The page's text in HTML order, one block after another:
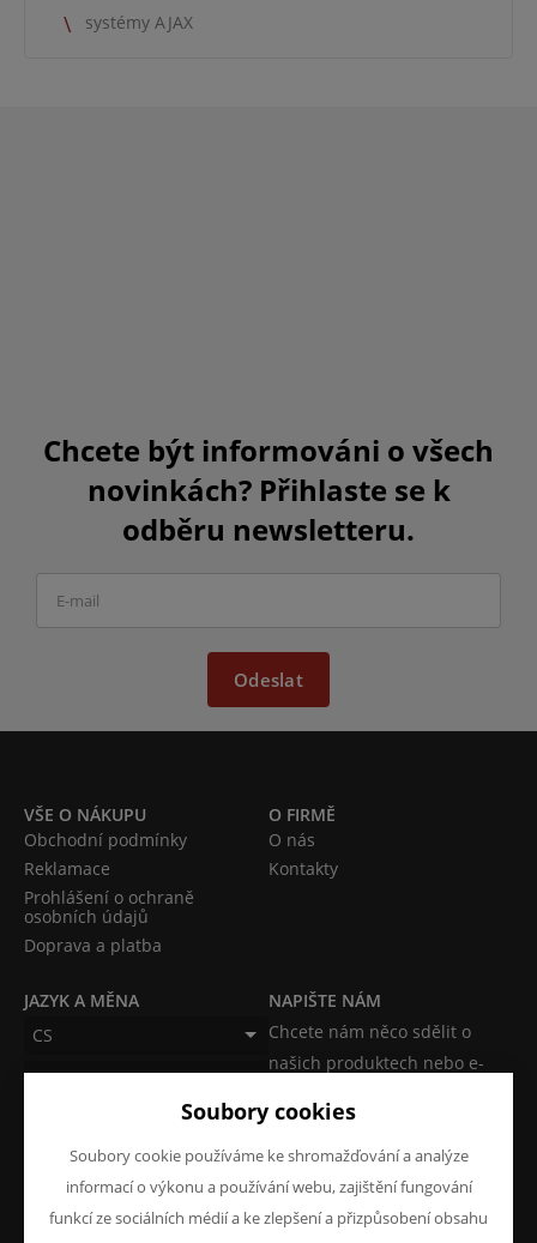
systémy AJAX
Chcete být informováni o všech
novinkách? Přihlaste se k
odběru newsletteru.
Odeslat
VŠE O NÁKUPU
Obchodní podmínky
Reklamace
Prohlášení o ochraně
osobních údajů
Doprava a platba
O FIRMĚ
O nás
Kontakty
JAZYK A MĚNA
CS
CZK (Kč)
NAPIŠTE NÁM
Chcete nám něco sdělit o
našich produktech nebo e-
Soubory cookies
Soubory cookie používáme ke shromažďování a analýze
informací o výkonu a používání webu, zajištění fungování
funkcí ze sociálních médií a ke zlepšení a přizpůsobení obsahu